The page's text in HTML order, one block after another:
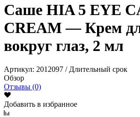
Саше HIA 5 EYE
CREAM — Крем
вокруг глаз, 2 мл
Артикул: 2012097 / Длительный срок
Обзор
Отзывы (0)
Добавить в избранное